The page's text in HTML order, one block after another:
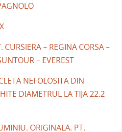
– REGINA CORSA –
– EVEREST
NEFOLOSITA DIN
DIAMETRUL LA TIJA 22.2
ORIGINALA. PT.